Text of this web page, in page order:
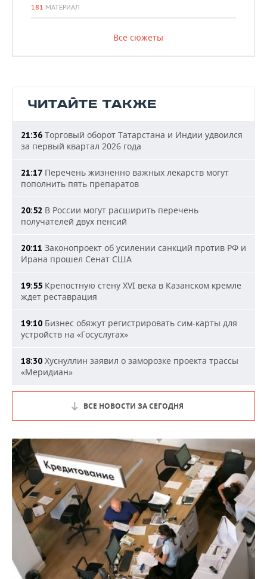
181 МАТЕРИАЛ
Все сюжеты
ЧИТАЙТЕ ТАКЖЕ
21:36 Торговый оборот Татарстана и Индии удвоился
за первый квартал 2026 года
21:17 Перечень жизненно важных лекарств могут
пополнить пять препаратов
20:52 В России могут расширить перечень
получателей двух пенсий
20:11 Законопроект об усилении санкций против РФ и
Ирана прошел Сенат США
19:55 Крепостную стену XVI века в Казанском кремле
ждет реставрация
19:10 Бизнес обяжут регистрировать сим-карты для
устройств на «Госуслугах»
18:30 Хуснуллин заявил о заморозке проекта трассы
«Меридиан»
ВСЕ НОВОСТИ ЗА СЕГОДНЯ